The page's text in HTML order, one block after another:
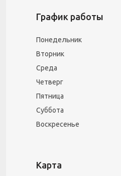
График работы
Понедельник
Вторник
Среда
Четверг
Пятница
Суббота
Воскресенье
Карта